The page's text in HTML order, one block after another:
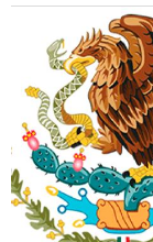
Extra +